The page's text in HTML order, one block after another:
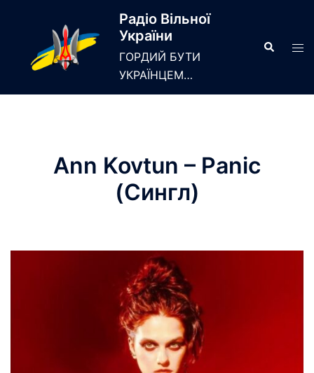
Радіо Вільної
України
ГОРДИЙ БУТИ
УКРАЇНЦЕМ…
Search
Ann Kovtun – Panic
(Сингл)